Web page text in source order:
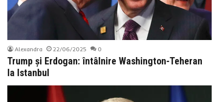
Alexandra 22/06/2025 0
Trump și Erdogan: întâlnire Washington-Teheran
la Istanbul